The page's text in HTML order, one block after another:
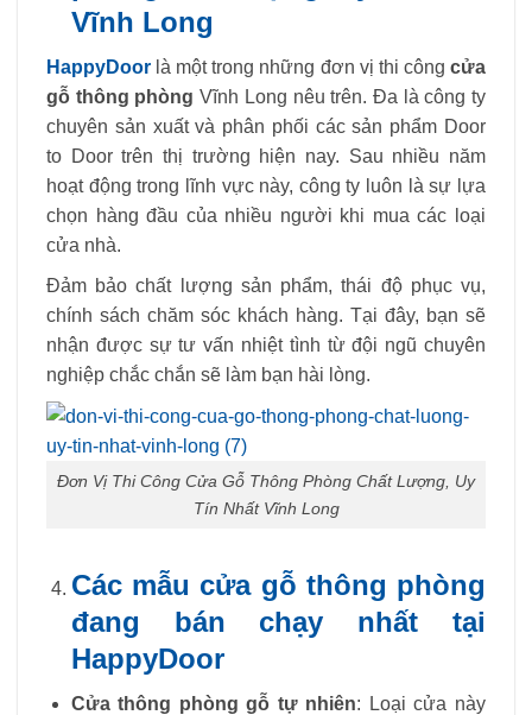
Vĩnh Long
HappyDoor là một trong những đơn vị thi côngcửa
gỗ thông phòng Vĩnh Long nêu trên. Đa là công ty
chuyên sản xuất và phân phối các sản phẩm Door
to Door trên thị trường hiện nay. Sau nhiều năm
hoạt động trong lĩnh vực này, công ty luôn là sự lựa
chọn hàng đầu của nhiều người khi mua các loại
cửa nhà.
Đảm bảo chất lượng sản phẩm, thái độ phục vụ,
chính sách chăm sóc khách hàng. Tại đây, bạn sẽ
nhận được sự tư vấn nhiệt tình từ đội ngũ chuyên
nghiệp chắc chắn sẽ làm bạn hài lòng.
Đơn Vị Thi Công Cửa Gỗ Thông Phòng Chất Lượng, Uy
Tín Nhất Vĩnh Long
Các mẫu cửa gỗ thông phòng
đang bán chạy nhất tại
HappyDoor
Cửa thông phòng gỗ tự nhiên: Loại cửa này